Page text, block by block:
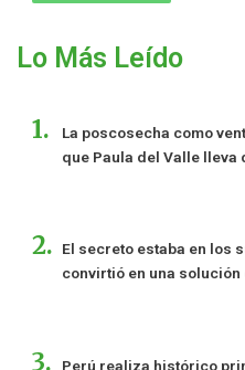
Lo Más Leído
La poscosecha como
que Paula del Valle lleva
El secreto estaba en los
convirtió en una solución
Perú realiza histórico